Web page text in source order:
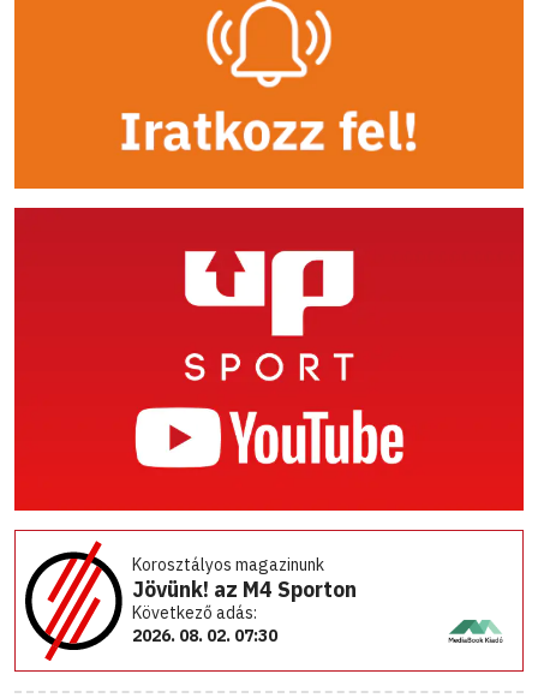
Korosztályos magazinunk
Jövünk! az M4 Sporton
Következő adás:
2026. 08. 02. 07:30